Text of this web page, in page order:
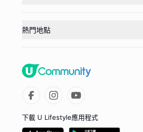
熱門地點
下載 U Lifestyle應用程式